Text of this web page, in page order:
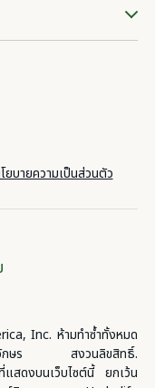
ยบายความเป็นส่วนตัว
Inc. ห้ามทำซ้ำทั้งหมด
ษณ์อักษร สงวนลิขสิทธิ์.
แสดงบนเว็บไซต์นี้ ยกเว้น